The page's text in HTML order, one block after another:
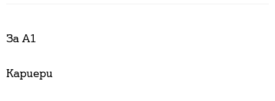
За А1
Кариери